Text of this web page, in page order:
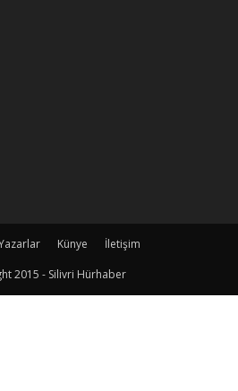
Künye
İletişim
2015 - Silivri Hürhaber